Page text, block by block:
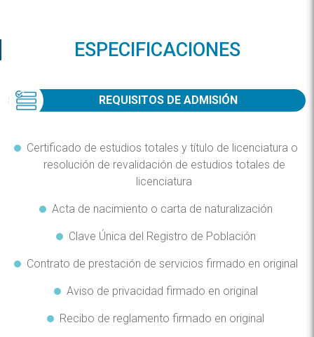
ESPECIFICACIONES
REQUISITOS DE ADMISIÓN
Certificado de estudios totales y título de licenciatura o
resolución de revalidación de estudios totales de
licenciatura
Acta de nacimiento o carta de naturalización
Clave Única del Registro de Población
Contrato de prestación de servicios firmado en original
Aviso de privacidad firmado en original
Recibo de reglamento firmado en original